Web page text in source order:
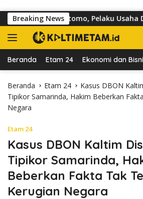
Breaking News
dr Sutomo, Pelaku Usaha
Beranda Etam 24 Ekonomi dan
Beranda Etam 24
Kasus DBON
Tipikor Samarinda, Hakim Beberkan
Negara
Etam 24
Kasus DBON Kaltim
Tipikor Samarinda,
Beberkan Fakta Tak
Kerugian Negara